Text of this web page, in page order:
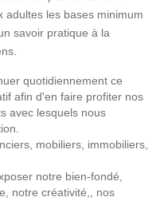
adultes les bases minimum
savoir pratique à la
quotidiennement ce
afin d'en faire profiter nos
avec lesquels nous
mobiliers, immobiliers,
notre bien-fondé,
notre créativité,, nos